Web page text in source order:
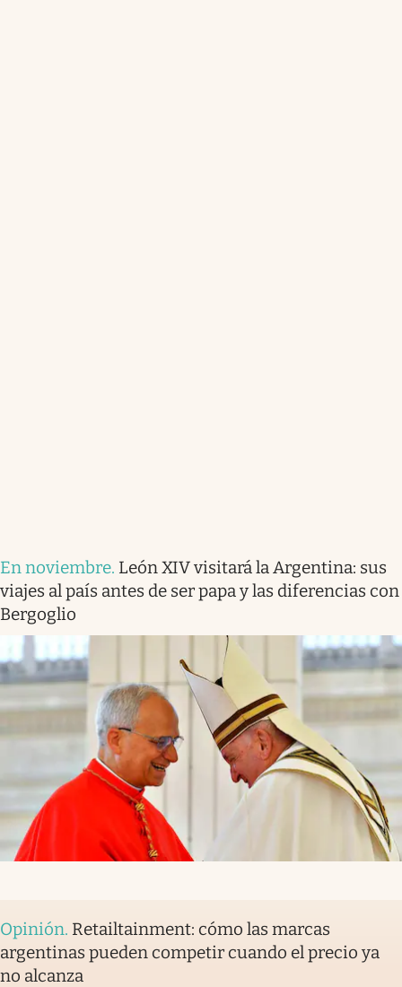
En noviembre. León XIV visitará la Argentina: sus
viajes al país antes de ser papa y las diferencias con
Bergoglio
Opinión. Retailtainment: cómo las marcas
argentinas pueden competir cuando el precio ya
no alcanza